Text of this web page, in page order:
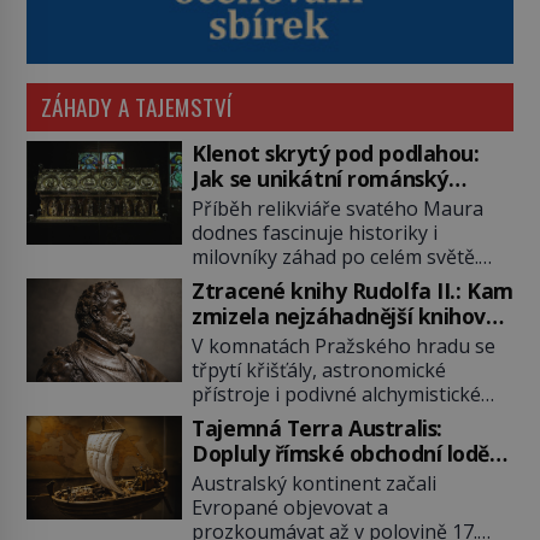
ZÁHADY A TAJEMSTVÍ
Klenot skrytý pod podlahou:
Jak se unikátní románský
poklad dostal do zapadlého
Bečova?
Příběh relikviáře svatého Maura
dodnes fascinuje historiky i
milovníky záhad po celém světě.
Tato románská zlatnická památka
ze 13. století je po českých
korunovačních klenotech druhým
nejcennějším movitým majetkem v
České republice. Přestože byl
klenot v roce 1985 po dramatickém
pátrání kriminalistů úspěšně
nalezen, jeho minulost stále
obestírá hustá mlha. Otázky, jak
přesně se tato […]
Ztracené knihy Rudolfa II.: Kam
zmizela nejzáhadnější knihovna
Evropy?
V komnatách Pražského hradu se
třpytí křišťály, astronomické
přístroje i podivné alchymistické
rukopisy. Císař Rudolf II.
shromažďuje vše, co souvisí s
tajemstvím přírody, hvězd i
lidského poznání. Jenže po jeho
smrti se jeho slavné sbírky začínají
Tajemná Terra Australis:
Dopluly římské obchodní lodě
až do Austrálie?
Australský kontinent začali
Evropané objevovat a
prozkoumávat až v polovině 17.